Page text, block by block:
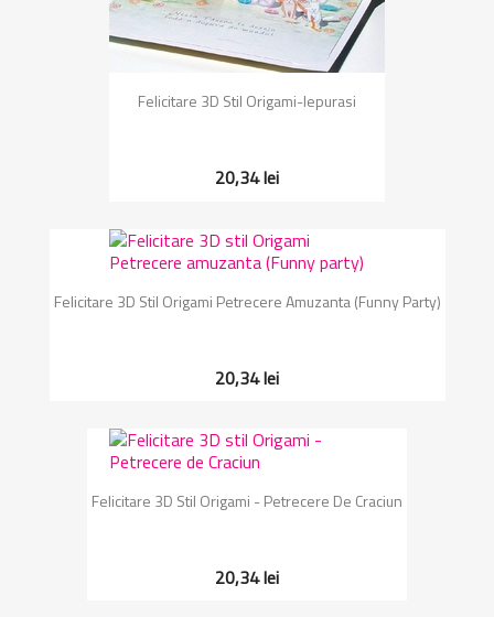
Felicitare 3D Stil Origami-Iepurasi
20,34 lei
Felicitare 3D Stil Origami Petrecere Amuzanta (Funny Party)
20,34 lei
Felicitare 3D Stil Origami - Petrecere De Craciun
20,34 lei